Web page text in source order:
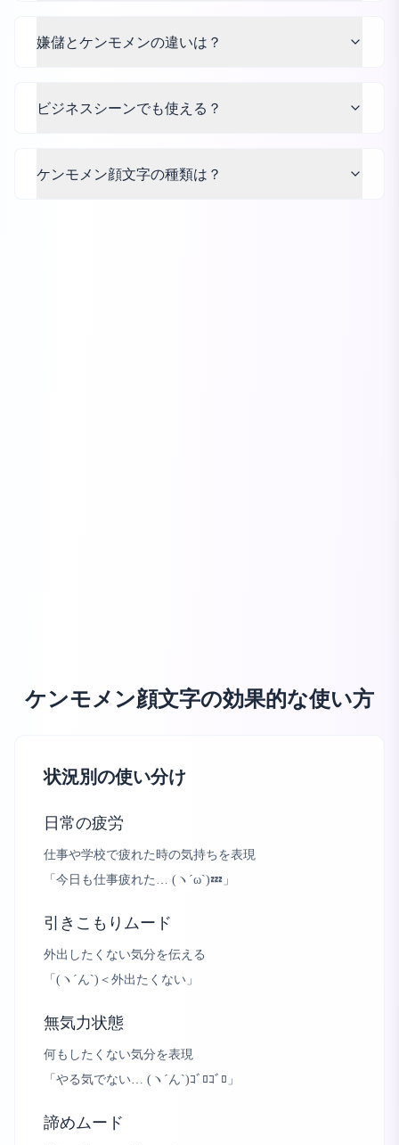
嫌儲とケンモメンの違いは？
ビジネスシーンでも使える？
ケンモメン顔文字の種類は？
ケンモメン顔文字の効果的な使い方
状況別の使い分け
日常の疲労
仕事や学校で疲れた時の気持ちを表現
「 今日も仕事疲れた… (ヽ´ω`)💤 」
引きこもりムード
外出したくない気分を伝える
「 (ヽ´ん`)＜外出たくない 」
無気力状態
何もしたくない気分を表現
「 やる気でない… (ヽ´ん`)ｺﾞﾛｺﾞﾛ 」
諦めムード